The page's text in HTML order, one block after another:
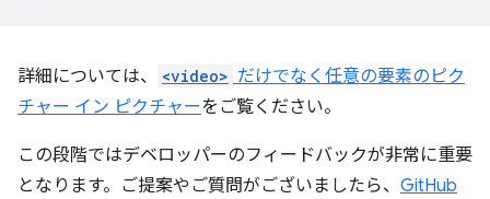
詳細については、 <video> だけでなく任意の要素のピク
チャー イン ピクチャーをご覧ください。
この段階ではデベロッパーのフィードバックが非常に重要
となります。ご提案やご質問がございましたら、 GitHub